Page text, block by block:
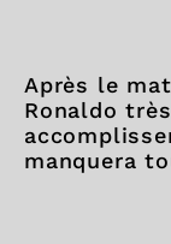
Après le
Ronaldo
manquera